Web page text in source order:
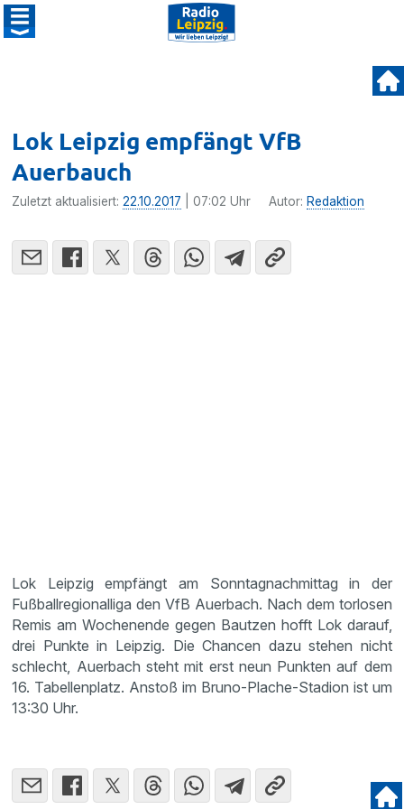
Lok Leipzig empfängt VfB
Auerbauch
Zuletzt aktualisiert:22.10.2017 | 07:02 Uhr Autor: Redaktion
Lok Leipzig empfängt am Sonntagnachmittag in der
Fußballregionalliga den VfB Auerbach. Nach dem torlosen
Remis am Wochenende gegen Bautzen hofft Lok darauf,
drei Punkte in Leipzig. Die Chancen dazu stehen nicht
schlecht, Auerbach steht mit erst neun Punkten auf dem
16. Tabellenplatz. Anstoß im Bruno-Plache-Stadion ist um
13:30 Uhr.